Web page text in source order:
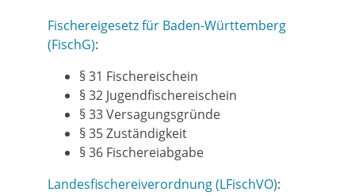
Fischereigesetz für Baden-Württemberg
(FischG):
§ 31 Fischereischein
§ 32 Jugendfischereischein
§ 33 Versagungsgründe
§ 35 Zuständigkeit
§ 36 Fischereiabgabe
Landesfischereiverordnung (LFischVO):